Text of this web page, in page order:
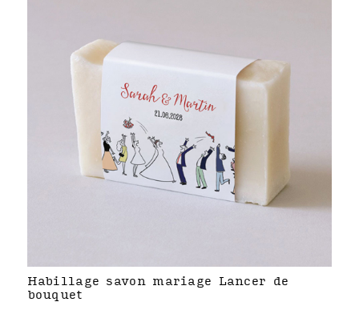
Habillage savon mariage Lancer de
bouquet